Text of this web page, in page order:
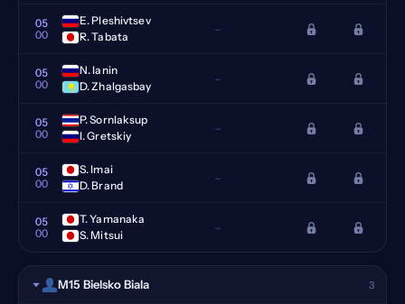
05
00
E. Pleshivtsev
R. Tabata
–
05
00
N. Ianin
D. Zhalgasbay
–
05
00
P. Sornlaksup
I. Gretskiy
–
05
00
S. Imai
D. Brand
–
05
00
T. Yamanaka
S. Mitsui
–
M15 Bielsko Biala 3